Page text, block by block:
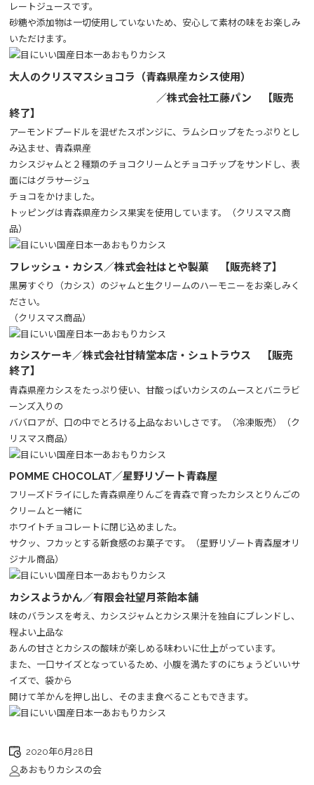
レートジュースです。
砂糖や添加物は一切使用していないため、安心して素材の味をお楽しみ
いただけます。
大人のクリスマスショコラ（青森県産カシス使用）
／株式会社工藤パン 【販売
終了】
アーモンドプードルを混ぜたスポンジに、ラムシロップをたっぷりとし
み込ませ、青森県産
カシスジャムと２種類のチョコクリームとチョコチップをサンドし、表
面にはグラサージュ
チョコをかけました。
トッピングは青森県産カシス果実を使用しています。（クリスマス商
品）
フレッシュ・カシス／株式会社はとや製菓 【販売終了】
黒房すぐり（カシス）のジャムと生クリームのハーモニーをお楽しみく
ださい。
（クリスマス商品）
カシスケーキ／株式会社甘精堂本店・シュトラウス 【販売
終了】
青森県産カシスをたっぷり使い、甘酸っぱいカシスのムースとバニラビ
ーンズ入りの
ババロアが、口の中でとろける上品なおいしさです。（冷凍販売）（ク
リスマス商品）
POMME CHOCOLAT／星野リゾート青森屋
フリーズドライにした青森県産りんごを青森で育ったカシスとりんごの
クリームと一緒に
ホワイトチョコレートに閉じ込めました。
サクッ、フカッとする新食感のお菓子です。（星野リゾート青森屋オリ
ジナル商品）
カシスようかん／有限会社望月茶飴本舗
味のバランスを考え、カシスジャムとカシス果汁を独自にブレンドし、
程よい上品な
あんの甘さとカシスの酸味が楽しめる味わいに仕上がっています。
また、一口サイズとなっているため、小腹を満たすのにちょうどいいサ
イズで、袋から
開けて羊かんを押し出し、そのまま食べることもできます。
2020年6月28日
あおもりカシスの会